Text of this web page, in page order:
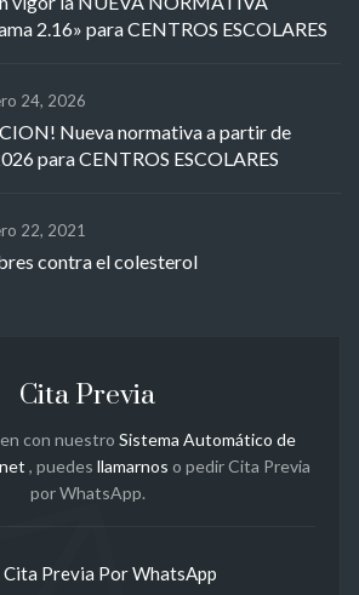
2.16» para CENTROS ESCOLARES
24, 2026
Nueva normativa a partir de
para CENTROS ESCOLARES
22, 2021
contra el colesterol
Cita Previa
con nuestro Sistema Automático de
, puedes llamarnos o pedir Cita Previa
por WhatsApp.
Cita Previa Por WhatsApp